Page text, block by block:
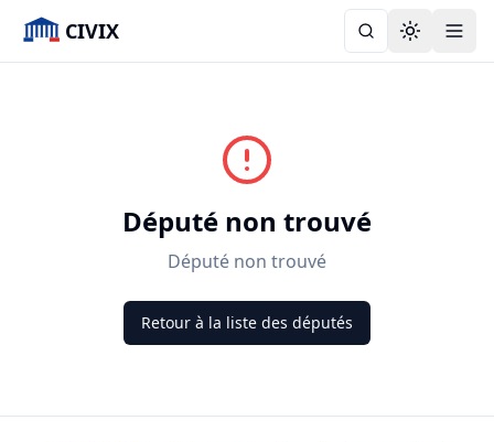
CIVIX Toggle
Député non trouvé
Député non trouvé
Retour à la liste des députés